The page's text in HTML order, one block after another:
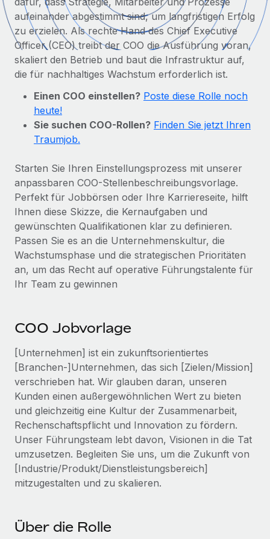
Globales Onboarding und Verwalten von
Freelancer:innen
PEO
Auslagern von komplexen HR-Aufgaben
INFRASTRUKTUR
Remote Embedded
Nahtlose Integration der HR in bestehende Abläufe
Integrierte HR-Kernfunktionen für dein Team
Verknüpfen Neu
Verknüpfung beliebiger KI-Tools mit Remote über unser
MCP
Integrationen
Prozessoptimierung mit unverzichtbaren Business-
Hilfe von Expert:innen für globale HR & Compliance
Background-Checks
Einfacheres Bewerber:innen-Screening
Compliance Watchtower
Lückenlose Compliance
Geräteverwaltung
Globale Bereitstellung und Verfolgung von IT-
Gründung von Niederlassungen
Schnelle, rechtssichere Gründung von
WACHSTUMSPHASE
Startups
Unternehmen
Mittelstand
Maßgeschneiderte HR-Lösungen, um Teams zu
vergrößern
Globale HR für Konzerne und Großunternehmen
PARTNER WERDEN
Flexible Einbettung von Global-HR-Funktionen in deine
Plattform
Partner werden
Remote Build
Demnächst verfügbar
FALLSTUDIEN
So hat der KI-Vorreiter Weaviate sein Team mit
Remote um 120 % vergrößert
Weaviate auf einen Blick Weaviate entwickelt KI-basierte
Open-Source-Infrastrukturen. Das...
Mehr erfahren
Strategische Partnerschaft zwischen
Reverse Tech und Remote für Contractor
Gesamtbeschäftigungskosten
Honorarzahlungen berechnen
Informationen zu möglichen Währungen und
LERNEN MIT REMOTE
Forschung und Leitfäden
HR-Glossar
Checklisten und Vorlagen
Bibliothek für Stellenbeschreibungen
Webinare
Events
Informationen zu Gehältern und Qualifikationen
Insights Center
Hol dir Unterstützung
Alle Ressourcen anzeigen
BLOG
Globale Payroll
EOR und PEO
Steuern
Nederlands
Français
Deutsch
Español
Italiano
Português (Portugal)
日本語
한국어
中文（简体）
Anmelden
aufeinander abgestimmt sind, um langfristigen Erfolg
zu erzielen. Als rechte Hand des Chief Executive
Officer (CEO) treibt der COO die Ausführung voran,
skaliert den Betrieb und baut die Infrastruktur auf,
die für nachhaltiges Wachstum erforderlich ist.
Einen COO einstellen? Poste diese Rolle noch
heute!
Sie suchen COO-Rollen? Finden Sie jetzt Ihren
Traumjob.
Starten Sie Ihren Einstellungsprozess mit unserer
anpassbaren COO-Stellenbeschreibungsvorlage.
Perfekt für Jobbörsen oder Ihre Karriereseite, hilft
Ihnen diese Skizze, die Kernaufgaben und
gewünschten Qualifikationen klar zu definieren.
Passen Sie es an die Unternehmenskultur, die
Wachstumsphase und die strategischen Prioritäten
an, um das Recht auf operative Führungstalente für
Ihr Team zu gewinnen
COO Jobvorlage
[Unternehmen] ist ein zukunftsorientiertes
[Branchen-]Unternehmen, das sich [Zielen/Mission]
verschrieben hat. Wir glauben daran, unseren
Kunden einen außergewöhnlichen Wert zu bieten
und gleichzeitig eine Kultur der Zusammenarbeit,
Rechenschaftspflicht und Innovation zu fördern.
Unser Führungsteam lebt davon, Visionen in die Tat
umzusetzen. Begleiten Sie uns, um die Zukunft von
[Industrie/Produkt/Dienstleistungsbereich]
mitzugestalten und zu skalieren.
Über die Rolle